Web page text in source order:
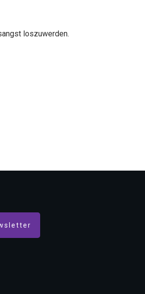
loszuwerden.